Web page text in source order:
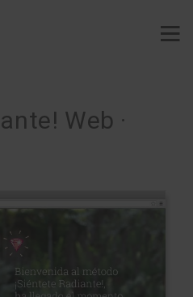
Merchandising
Web ·